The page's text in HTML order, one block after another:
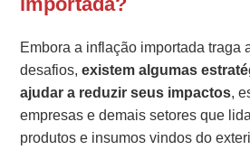
Embora a inflação importada traga
desafios,existem algumas
ajudar a reduzir seus impactos,
empresas e demais setores que
produtos e insumos vindos do